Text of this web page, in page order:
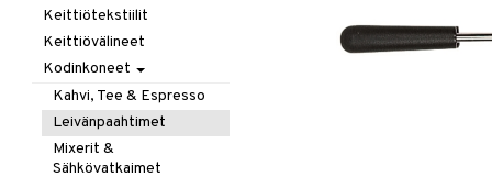
Keittiötekstiilit
Keittiövälineet
Kodinkoneet
Kahvi, Tee & Espresso
Leivänpaahtimet
Mixerit &
Sähkövatkaimet